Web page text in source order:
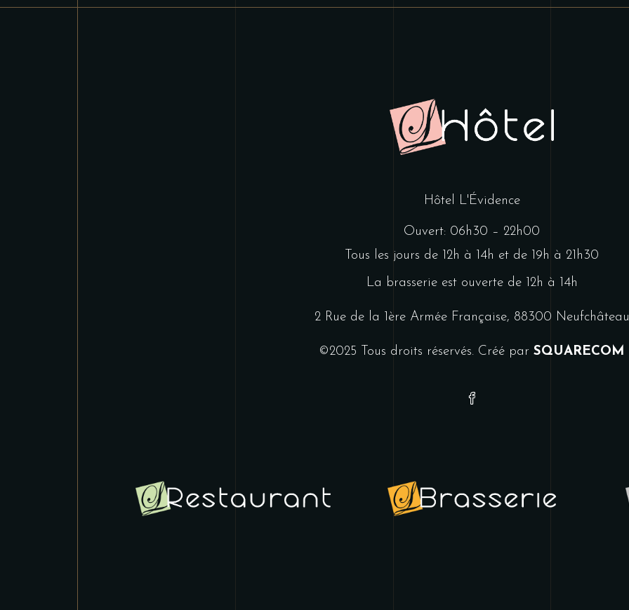
Hôtel L'Évidence
Ouvert: 06h30 – 22h00
Tous les jours de 12h à 14h et de 19h à 21h30
La brasserie est ouverte de 12h à 14h
2 Rue de la 1ère Armée Française, 88300 Neufchâteau
©2025 Tous droits réservés. Créé par SQUARECOM